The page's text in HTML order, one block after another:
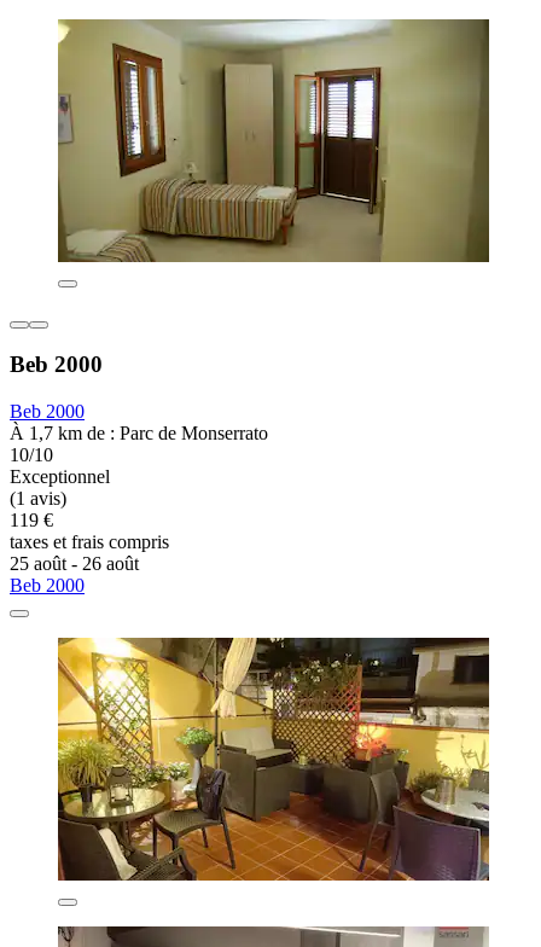
Beb 2000
Beb 2000
À 1,7 km de : Parc de Monserrato
10/10
Exceptionnel
(1 avis)
119 €
taxes et frais compris
25 août - 26 août
Beb 2000